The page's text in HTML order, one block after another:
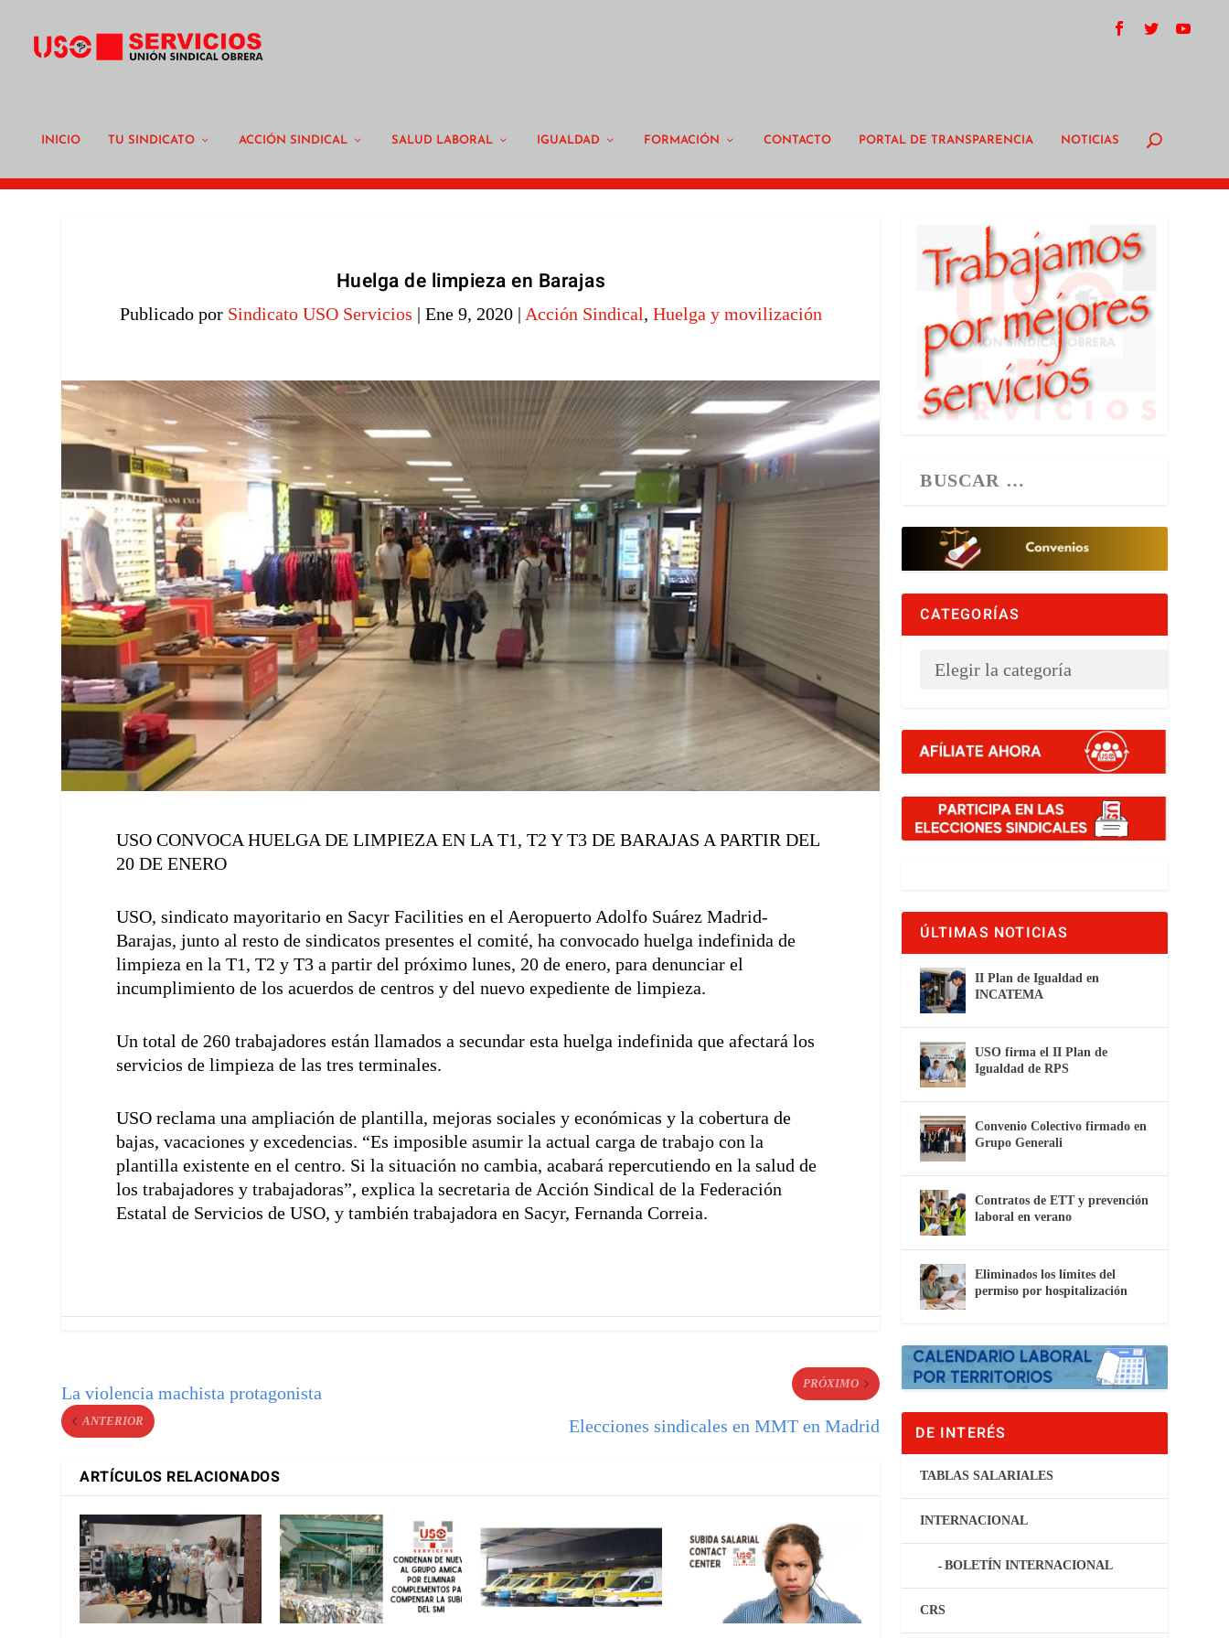
INICIO TU SINDICATO ACCIÓN SINDICAL SALUD LABORAL IGUALDAD FORMACIÓN CONTACTO PORTAL DE TRANSPARENCIA NOTICIAS
Huelga de limpieza en Barajas
Publicado por Sindicato USO Servicios | Ene 9, 2020| Acción Sindical, Huelga y movilización
USO CONVOCA HUELGA DE LIMPIEZA EN LA T1, T2 Y T3 DE BARAJAS A PARTIR DEL
20 DE ENERO
USO, sindicato mayoritario en Sacyr Facilities en el Aeropuerto Adolfo Suárez Madrid-
Barajas, junto al resto de sindicatos presentes el comité, ha convocado huelga indefinida de
limpieza en la T1, T2 y T3 a partir del próximo lunes, 20 de enero, para denunciar el
incumplimiento de los acuerdos de centros y del nuevo expediente de limpieza.
Un total de 260 trabajadores están llamados a secundar esta huelga indefinida que afectará los
servicios de limpieza de las tres terminales.
USO reclama una ampliación de plantilla, mejoras sociales y económicas y la cobertura de
bajas, vacaciones y excedencias. “Es imposible asumir la actual carga de trabajo con la
plantilla existente en el centro. Si la situación no cambia, acabará repercutiendo en la salud de
los trabajadores y trabajadoras”, explica la secretaria de Acción Sindical de la Federación
Estatal de Servicios de USO, y también trabajadora en Sacyr, Fernanda Correia.
La violencia machista protagonista
ANTERIOR
PRÓXIMO
Elecciones sindicales en MMT en Madrid
ARTÍCULOS RELACIONADOS
CATEGORÍAS
ÚLTIMAS NOTICIAS
II Plan de Igualdad en
INCATEMA
USO firma el II Plan de
Igualdad de RPS
Convenio Colectivo firmado en
Grupo Generali
Contratos de ETT y prevención
laboral en verano
Eliminados los límites del
permiso por hospitalización
DE INTERÉS
TABLAS SALARIALES
INTERNACIONAL
BOLETÍN INTERNACIONAL
CRS